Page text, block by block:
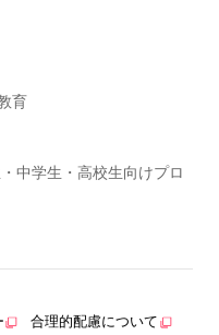
育
中学生・高校生向けプロ
合理的配慮について